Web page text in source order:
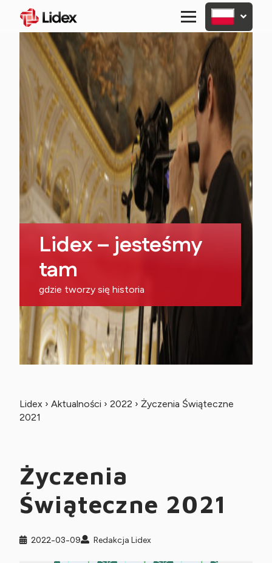
Primary
Menu
Lidex – jesteśmy
tam
gdzie tworzy się historia
Lidex › Aktualności › 2022 › Życzenia Świąteczne
2021
Życzenia
Świąteczne 2021
2022-03-09 Redakcja Lidex